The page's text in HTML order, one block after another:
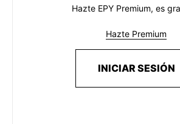
Hazte EPY Premium, es
Hazte Premium
INICIAR SESIÓN